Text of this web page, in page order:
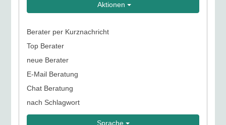
Aktionen
Berater per Kurznachricht
Top Berater
neue Berater
E-Mail Beratung
Chat Beratung
nach Schlagwort
Sprache